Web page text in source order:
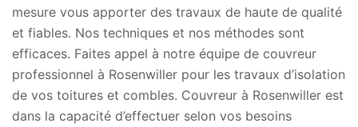
mesure vous apporter des travaux de haute de qualité
et fiables. Nos techniques et nos méthodes sont
efficaces. Faites appel à notre équipe de couvreur
professionnel à Rosenwiller pour les travaux d’isolation
de vos toitures et combles. Couvreur à Rosenwiller est
dans la capacité d’effectuer selon vos besoins